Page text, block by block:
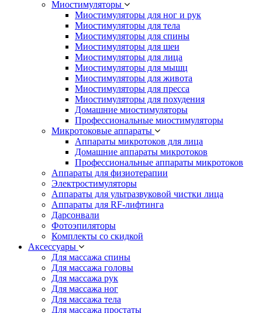
Миостимуляторы
Миостимуляторы для ног и рук
Миостимуляторы для тела
Миостимуляторы для спины
Миостимуляторы для шеи
Миостимуляторы для лица
Миостимуляторы для мышц
Миостимуляторы для живота
Миостимуляторы для пресса
Миостимуляторы для похудения
Домашние миостимуляторы
Профессиональные миостимуляторы
Микротоковые аппараты
Аппараты микротоков для лица
Домашние аппараты микротоков
Профессиональные аппараты микротоков
Аппараты для физиотерапии
Электростимуляторы
Аппараты для ультразвуковой чистки лица
Аппараты для RF-лифтинга
Дарсонвали
Фотоэпиляторы
Комплекты со скидкой
Аксессуары
Для массажа спины
Для массажа головы
Для массажа рук
Для массажа ног
Для массажа тела
Для массажа простаты